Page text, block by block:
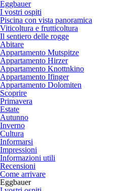
Eggbauer
I vostri ospiti
Piscina con vista panoramica
Viticoltura e frutticoltura
Il sentiero delle rogge
Abitare
Appartamento Mutspitze
Appartamento Hirzer
Appartamento Knottnkino
Appartamento Ifinger
Appartamento Dolomiten
Scoprire
Primavera
Estate
Autunno
Inverno
Cultura
Informarsi
Impressioni
Informazioni utili
Recensioni
Come arrivare
Eggbauer